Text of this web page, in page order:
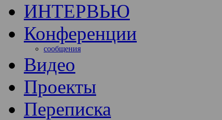
ИНТЕРВЬЮ
Конференции
сообщения
Видео
Проекты
Переписка